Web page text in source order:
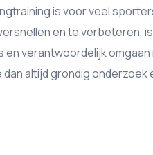
is voor veel
en te verbeteren,
en verantwoordelijk
altijd grondig